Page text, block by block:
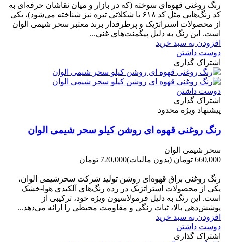
رنگ روغنی قهوه‌ای سوخته (که در بازار و میان نقاشان حرفه‌ای به
کد رنگ‌هایی مثل کد ۶۱۸ یا شکلاتی تیره نیز شناخته می‌شود)، یکی
از محصولات استراتژیک و پرطرفدار برند معتبر سحر شیمی الوان
است. این رنگ به دلیل پیگمنت‌های غنی...
افزودن به سبد خرید
دوست داشتن
اشتراک گذاری
دوست داشتن
اشتراک گذاری
پیشنهاد ویژه محدود
رنگ روغنی قهوه ای روشن کیلو سحر شیمی الوان
سحر شیمی الوان
660,000 تومان
(بدون مالیات)720,000 تومان
رنگ روغنی براق قهوه‌ای روشن تولید شرکت سحرشیمی الوان،
یکی از محصولات استراتژیک در رده رنگ‌های آلکیدی هوا-خشک
است. این رنگ به دلیل فرمولاسیون ویژه خود، ترکیبی از
پوشش‌دهی بالا، ثبات رنگی و مقاومت محیطی را ارائه می‌دهد...
افزودن به سبد خرید
دوست داشتن
اشتراک گذاری